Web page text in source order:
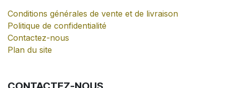
Conditions générales de vente et de livraison
Politique de confidentialité
Contactez-nous
Plan du site